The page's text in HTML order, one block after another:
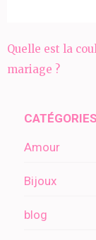
de
Quelle est la
mariage ?
CATÉGORIES
Amour
Bijoux
blog